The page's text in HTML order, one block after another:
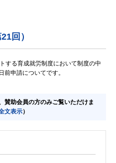
回）
する育成就労制度において制度の中
申請についてです。
賛助会員の方のみご覧いただけま
文表示）